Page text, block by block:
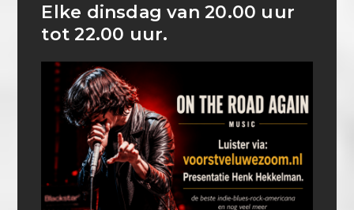
Elke dinsdag van 20.00 uur
tot 22.00 uur.